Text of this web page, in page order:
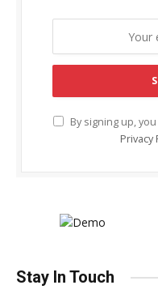
By signing up,
Privacy
Stay In Touch